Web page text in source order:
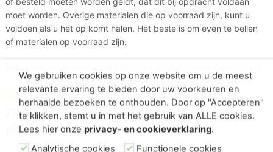
moet worden. Overige materialen die op voorraad zijn, kunt u
voldoen als u het op komt halen. Het beste is om even te bellen
of materialen op voorraad zijn.
Zijn wij een betrouwbare partner voor uw
plantsoenhekwerk?
We gebruiken cookies op onze website om u de meest
relevante ervaring te bieden door uw voorkeuren en
herhaalde bezoeken te onthouden. Door op "Accepteren"
te klikken, stemt u in met het gebruik van ALLE cookies.
Lees hier onze privacy- en cookieverklaring.
Analytische cookies
Functionele cookies